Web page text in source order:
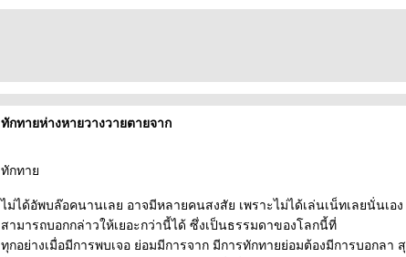
ทักทายห่างหายวางวายตายจาก
ทักทา
ไม่ได้อัพบล๊อคนานเลย อาจมีหลายคนสงสัย เพราะไม่ได้เล่นเน็ทเลยนั่นเอ
สามารถบอกกล่าวให้เยอะกว่านี้ได้ ซึ่งเป็นธรรมดาของโลกนี้ที่
ทุกอย่างเมื่อมีการพบเจอ ย่อมมีการจาก มีการทักทายย่อมต้องมีการบอกลา